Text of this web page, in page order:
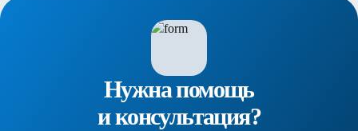
Нужна помощь
и консультация?